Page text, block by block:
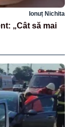
Ionuț Nichita
„Cât să mai